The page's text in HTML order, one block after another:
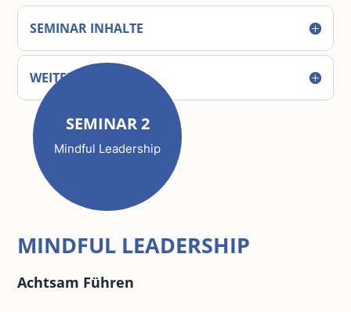
SEMINAR INHALTE
WEITERE DETAILS
SEMINAR 2
Mindful Leadership
MINDFUL LEADERSHIP
Achtsam Führen